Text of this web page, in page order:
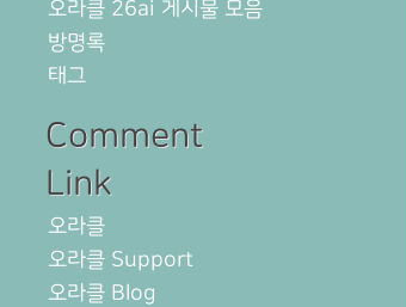
오라클 26ai 게시물 모음
방명록
태그
Comment
Link
오라클
오라클 Support
오라클 Blog